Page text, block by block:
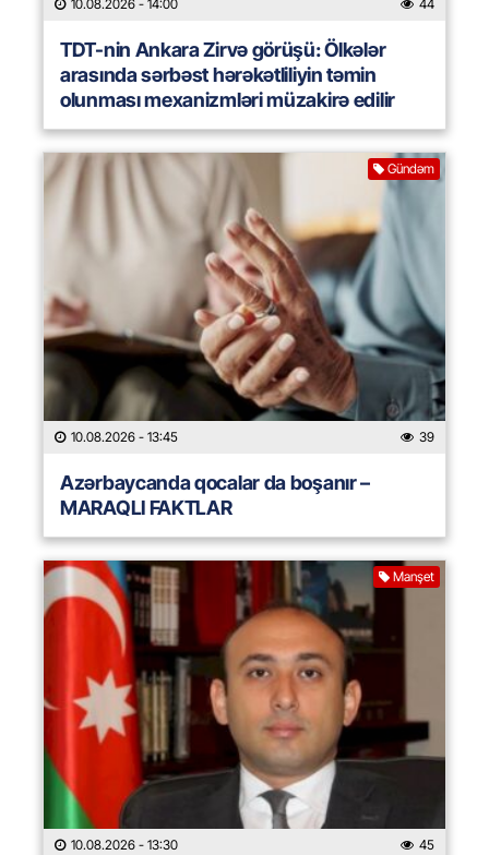
10.08.2026 - 14:00 44
TDT-nin Ankara Zirvə görüşü: Ölkələr
arasında sərbəst hərəkətliliyin təmin
olunması mexanizmləri müzakirə edilir
Gündəm
10.08.2026 - 13:45 39
Azərbaycanda qocalar da boşanır –
MARAQLI FAKTLAR
Manşet
10.08.2026 - 13:30 45